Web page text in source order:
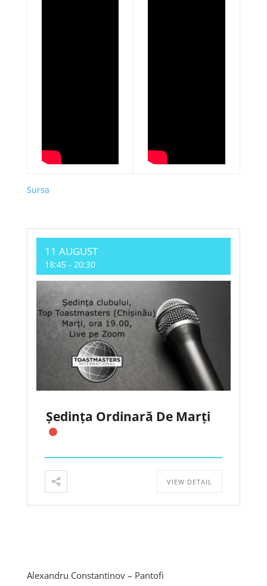
Sursa
11 AUGUST
18:45- 20:30
Ședința Ordinară De Marți
VIEW DETAIL
Alexandru Constantinov – Pantofi